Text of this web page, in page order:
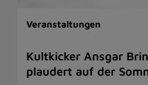
Veranstaltungen
Kultkicker Ansgar
plaudert auf der